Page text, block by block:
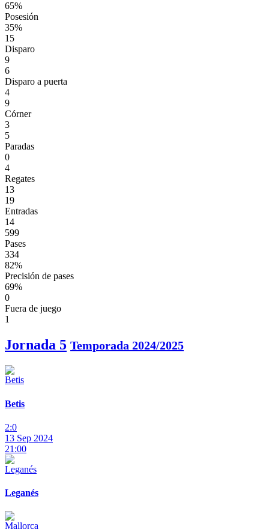
65%
Posesión
35%
15
Disparo
9
6
Disparo a puerta
4
9
Córner
3
5
Paradas
0
4
Regates
13
19
Entradas
14
599
Pases
334
82%
Precisión de pases
69%
0
Fuera de juego
1
Jornada 5 Temporada 2024/2025
Betis
2:0
13 Sep 2024
21:00
Leganés